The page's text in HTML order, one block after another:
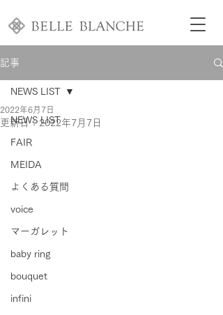
記事
NEWS LIST
FAIR
MEIDA
よくある質問
voice
マーガレット
baby ring
bouquet
infini
NEWS LIST
2022年6月7日
更新日： 2022年7月7日